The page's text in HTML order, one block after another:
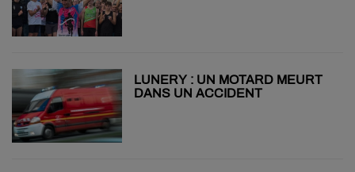
LUNERY : UN MOTARD MEURT
DANS UN ACCIDENT